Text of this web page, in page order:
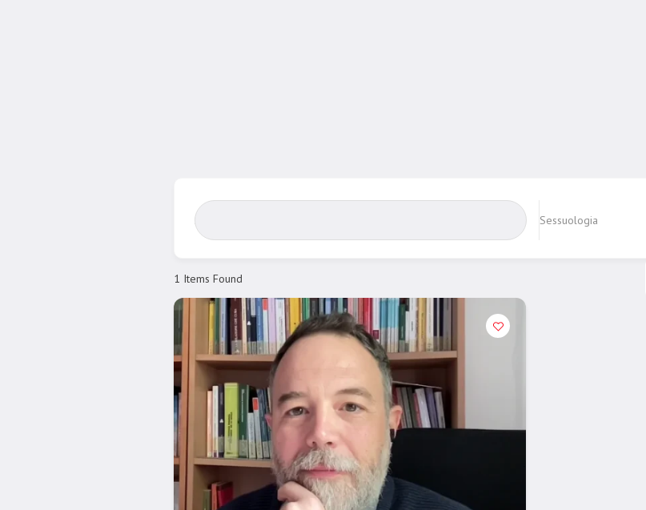
Search Bar Sessuologia
1 Items Found